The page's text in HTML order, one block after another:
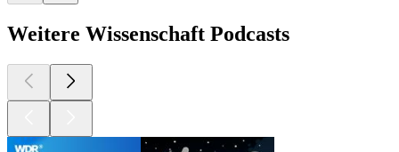
Weitere Wissenschaft Podcasts